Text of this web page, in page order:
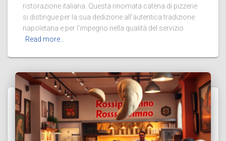
ristorazione italiana. Questa rinomata catena di pizzerie
si distingue per la sua dedizione all’autentica tradizione
napoletana e per l’impegno nella qualità del servizio.
Read more…